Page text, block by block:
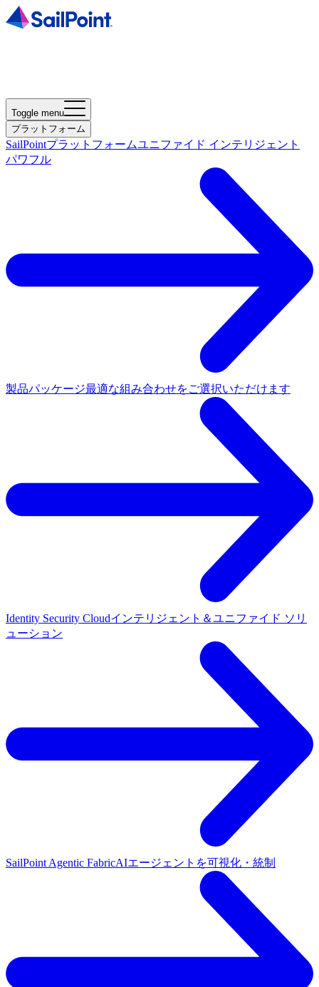
Toggle menu
プラットフォーム
SailPointプラットフォームユニファイド インテリジェント
パワフル
製品パッケージ最適な組み合わせをご選択いただけます
Identity Security Cloudインテリジェント＆ユニファイド ソリ
ューション
SailPoint Agentic FabricAIエージェントを可視化・統制